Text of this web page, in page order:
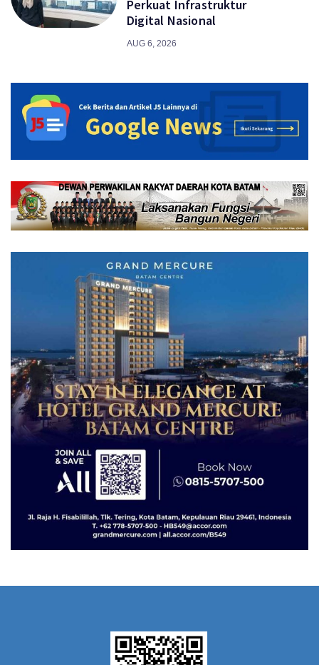
Perkuat Infrastruktur
Digital Nasional
AUG 6, 2026